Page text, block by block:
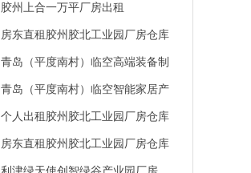
胶州上合一万平厂房出租
房东直租胶州胶北工业园厂房仓库
青岛（平度南村）临空高端装备制
青岛（平度南村）临空智能家居产
个人出租胶州胶北工业园厂房仓库
房东直租胶州胶北工业园厂房仓库